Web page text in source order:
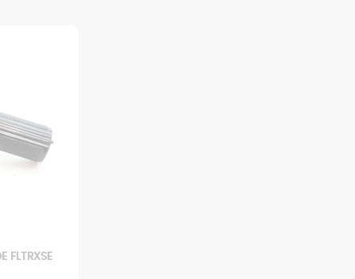
FLTRXSE